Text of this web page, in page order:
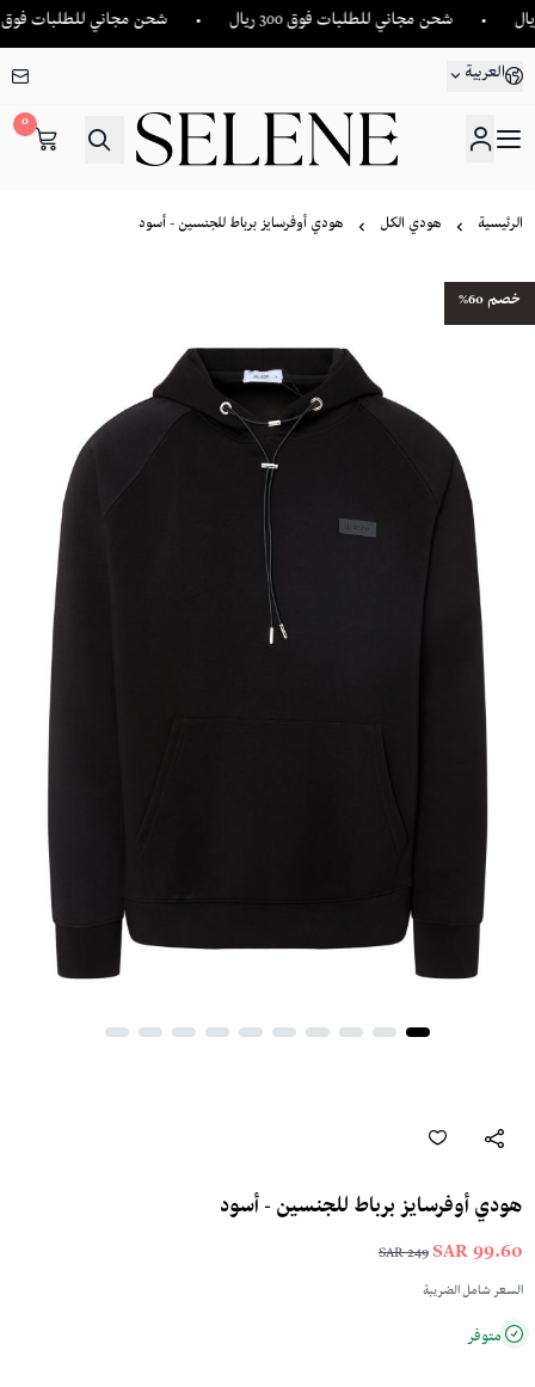
شحن مجاني للطلبات فوق 300 ريال شحن مجاني للطلبات فوق 300 ريال
العربية
SELENE
0
الرئيسية هودي الكل هودي أوفرسايز برباط للجنسين - أسود
خصم 60%
هودي أوفرسايز برباط للجنسين - أسود
99.60 SAR
249 SAR
السعر شامل الضريبة
متوفر